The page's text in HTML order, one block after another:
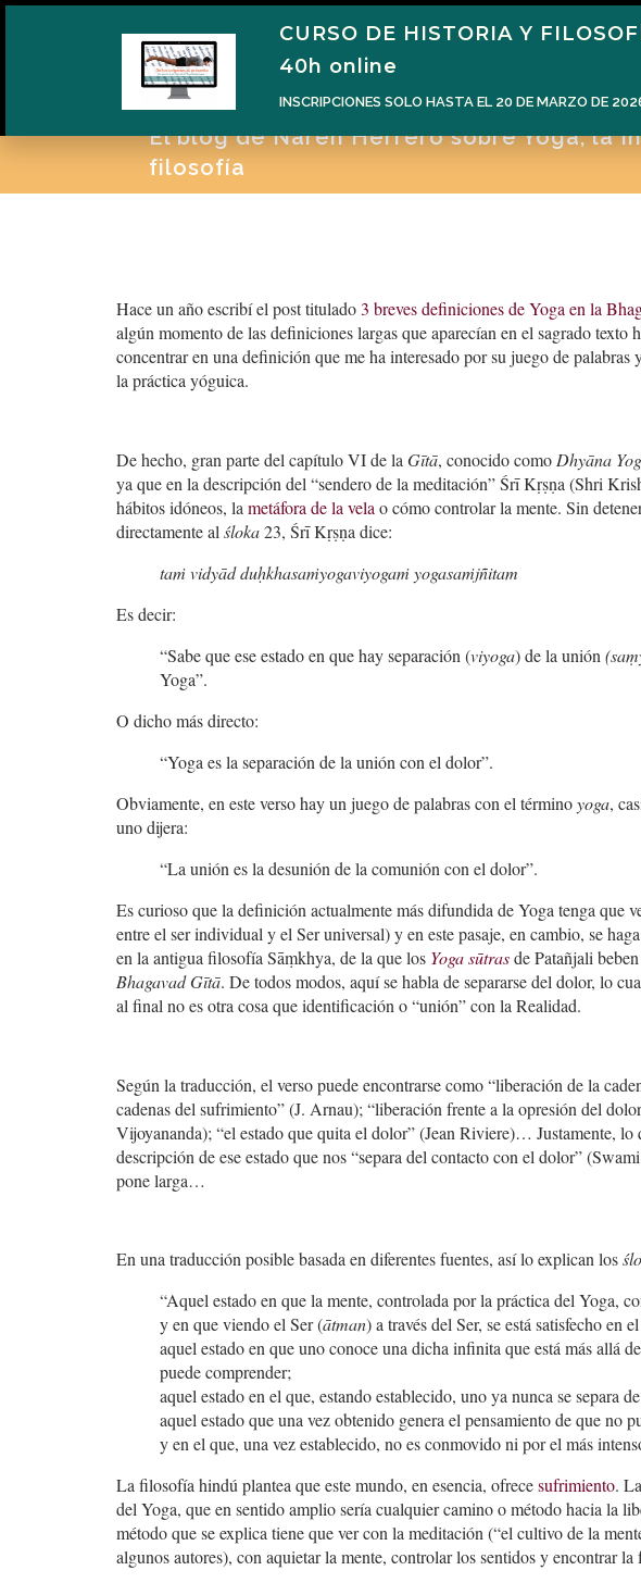
Home Narén
El blog de Naren Herrero sobre Yoga, la
filosofía
Hace un año escribí el post titulado3 breves definiciones de Yoga en la
algún momento de las definiciones largas que aparecían en el sagrado
concentrar en una definición que me ha interesado por su juego de
la práctica yóguica.
De hecho, gran parte del capítulo VI de la Gītā, conocido como Dhyāna
ya que en la descripción del “sendero de la meditación” Śrī Kṛṣṇa (Shri
hábitos idóneos, la metáfora de la vela o cómo controlar la mente. Sin
directamente al śloka23, Śrī Kṛṣṇa dice:
taṁ vidyād duḥkhasaṁyogaviyogaṁ yogasaṁjñitam
Es decir:
“Sabe que ese estado en que hay separación (viyoga) de la unión
Yoga”.
O dicho más directo:
“Yoga es la separación de la unión con el dolor”.
Obviamente, en este verso hay un juego de palabras con el términoyoga,
uno dijera:
“La unión es la desunión de la comunión con el dolor”.
Es curioso que la definición actualmente más difundida de Yoga tenga que
entre el ser individual y el Ser universal) y en este pasaje, en cambio, se
en la antigua filosofía Sāṃkhya, de la que los Yoga sūtrasde Patañjali
Bhagavad Gītā. De todos modos, aquí se habla de separarse del dolor, lo
al final no es otra cosa que identificación o “unión” con la Realidad.
Según la traducción, el verso puede encontrarse como “liberación de la
cadenas del sufrimiento” (J. Arnau); “liberación frente a la opresión del
Vijoyananda); “el estado que quita el dolor” (Jean Riviere)… Justamente, lo
descripción de ese estado que nos “separa del contacto con el dolor”
pone larga…
En una traducción posible basada en diferentes fuentes, así lo explican los
“Aquel estado en que la mente, controlada por la práctica del Yoga,
y en que viendo el Ser (ātman) a través del Ser, se está satisfecho en
aquel estado en que uno conoce una dicha infinita que está más allá
puede comprender;
aquel estado en el que, estando establecido, uno ya nunca se separa
aquel estado que una vez obtenido genera el pensamiento de que no
y en el que, una vez establecido, no es conmovido ni por el más
La filosofía hindú plantea que este mundo, en esencia, ofrecesufrimiento.
del Yoga, que en sentido amplio sería cualquier camino o método hacia la
método que se explica tiene que ver con la meditación (“el cultivo de la
algunos autores), con aquietar la mente, controlar los sentidos y encontrar
CURSO DE HISTORIA Y
40h online
INSCRIPCIONES SOLO HASTA EL 20 DE MARZO DE